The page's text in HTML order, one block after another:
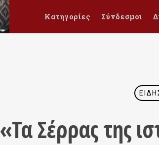
Κατηγορίες Σύνδεσμοι
«Τα Σέρρας της